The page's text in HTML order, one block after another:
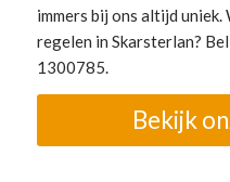
immers bij ons altijd
regelen in Skarsterlan?
1300785.
Bekijk